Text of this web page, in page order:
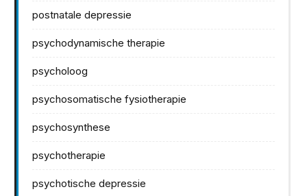
postnatale depressie
psychodynamische therapie
psycholoog
psychosomatische fysiotherapie
psychosynthese
psychotherapie
psychotische depressie